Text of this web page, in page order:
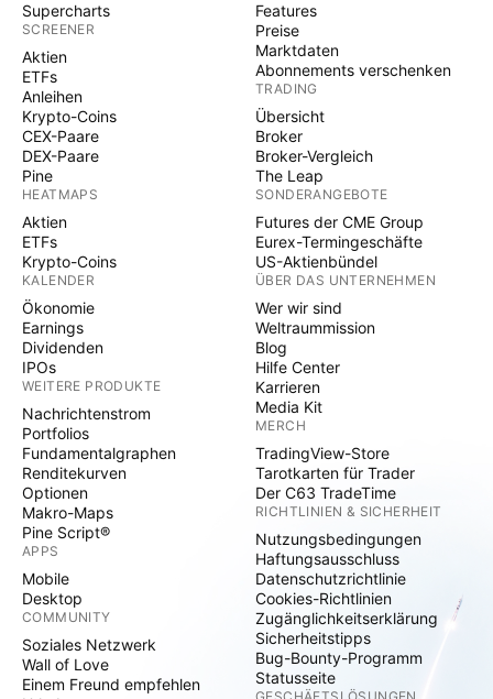
Supercharts
SCREENER
Aktien
ETFs
Anleihen
Krypto-Coins
CEX-Paare
DEX-Paare
Pine
HEATMAPS
Aktien
ETFs
Krypto-Coins
KALENDER
Ökonomie
Earnings
Dividenden
IPOs
WEITERE PRODUKTE
Nachrichtenstrom
Portfolios
Fundamentalgraphen
Renditekurven
Optionen
Makro-Maps
Pine Script®
APPS
Mobile
Desktop
COMMUNITY
Soziales Netzwerk
Wall of Love
Einem Freund empfehlen
Features
Preise
Marktdaten
Abonnements verschenken
TRADING
Übersicht
Broker
Broker-Vergleich
The Leap
SONDERANGEBOTE
Futures der CME Group
Eurex-Termingeschäfte
US-Aktienbündel
ÜBER DAS UNTERNEHMEN
Wer wir sind
Weltraummission
Blog
Hilfe Center
Karrieren
Media Kit
MERCH
TradingView-Store
Tarotkarten für Trader
Der C63 TradeTime
RICHTLINIEN & SICHERHEIT
Nutzungsbedingungen
Haftungsausschluss
Datenschutzrichtlinie
Cookies-Richtlinien
Zugänglichkeitserklärung
Sicherheitstipps
Bug-Bounty-Programm
Statusseite